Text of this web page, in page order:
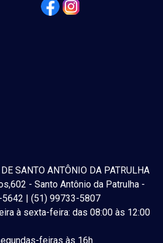
SANTO ANTÔNIO DA PATRULHA
- Santo Antônio da Patrulha -
| (51) 99733-5807
à sexta-feira: das 08:00 às 12:00
feiras às 16h.